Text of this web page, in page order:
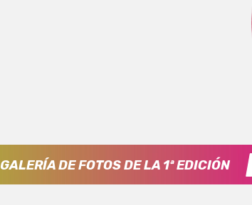
GALERÍA DE FOTOS DE LA 1ª EDICIÓN